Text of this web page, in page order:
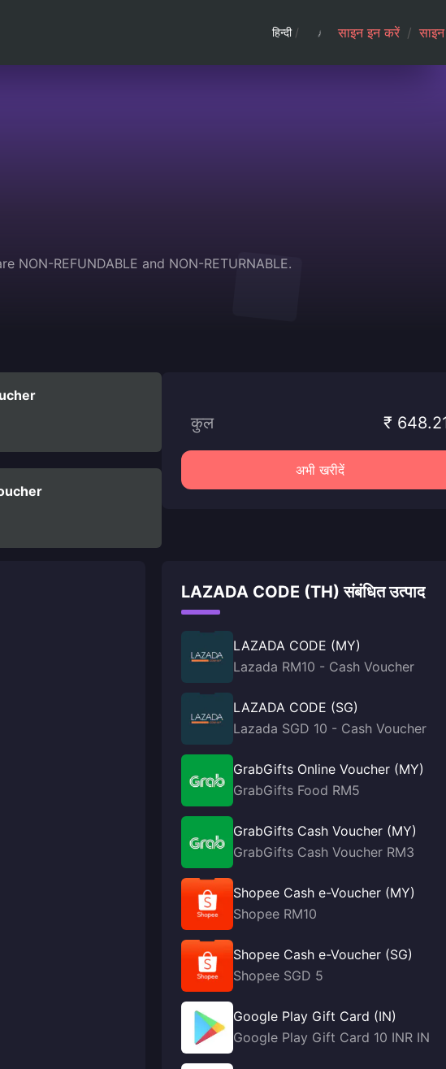
हिन्दी / साइन इन करें /
REFUNDABLE and NON-RETURNABLE.
कुल ₹
अभी खरीदें
LAZADA CODE (TH) संबंधित उत्पाद
LAZADA CODE (MY)
Lazada RM10 - Cash Voucher
LAZADA CODE (SG)
Lazada SGD 10 - Cash Voucher
GrabGifts Online Voucher (MY)
GrabGifts Food RM5
GrabGifts Cash Voucher (MY)
GrabGifts Cash Voucher RM3
Shopee Cash e-Voucher (MY)
Shopee RM10
Shopee Cash e-Voucher (SG)
Shopee SGD 5
Google Play Gift Card (IN)
Google Play Gift Card 10 INR IN